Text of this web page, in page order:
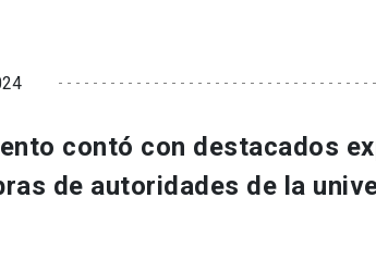
contó con destacados
de autoridades de la